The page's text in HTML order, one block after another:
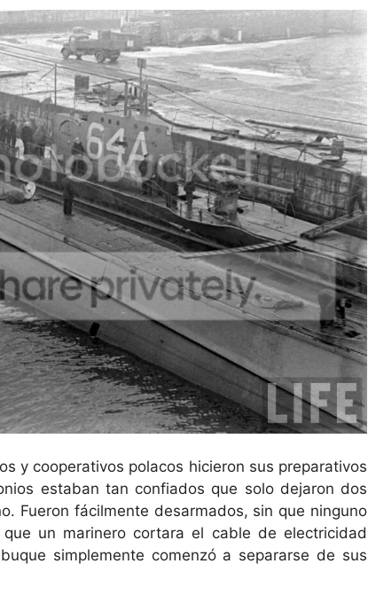
y cooperativos polacos hicieron sus preparativos
estaban tan confiados que solo dejaron dos
Fueron fácilmente desarmados, sin que ninguno
un marinero cortara el cable de electricidad
simplemente comenzó a separarse de sus